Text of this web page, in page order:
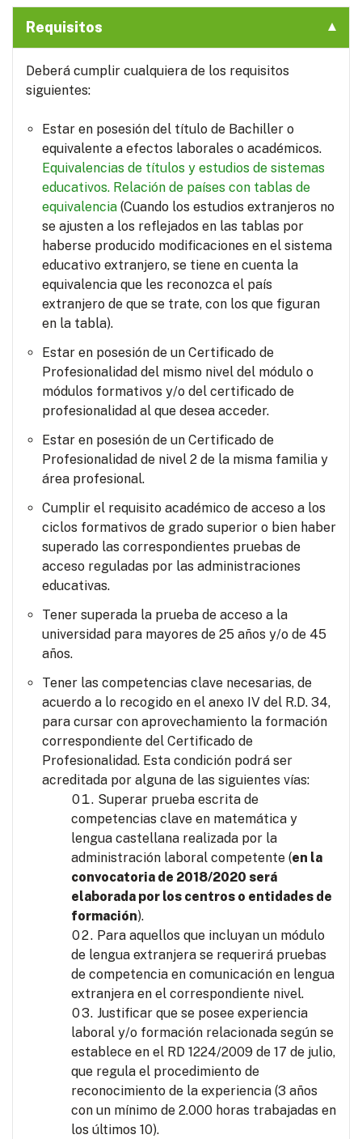
Requisitos
Deberá cumplir cualquiera de los requisitos
siguientes:
Estar en posesión del título de Bachiller o
equivalente a efectos laborales o académicos.
Equivalencias de títulos y estudios de sistemas
educativos. Relación de países con tablas de
equivalencia (Cuando los estudios extranjeros no
se ajusten a los reflejados en las tablas por
haberse producido modificaciones en el sistema
educativo extranjero, se tiene en cuenta la
equivalencia que les reconozca el país
extranjero de que se trate, con los que figuran
en la tabla).
Estar en posesión de un Certificado de
Profesionalidad del mismo nivel del módulo o
módulos formativos y/o del certificado de
profesionalidad al que desea acceder.
Estar en posesión de un Certificado de
Profesionalidad de nivel 2 de la misma familia y
área profesional.
Cumplir el requisito académico de acceso a los
ciclos formativos de grado superior o bien haber
superado las correspondientes pruebas de
acceso reguladas por las administraciones
educativas.
Tener superada la prueba de acceso a la
universidad para mayores de 25 años y/o de 45
años.
Tener las competencias clave necesarias, de
acuerdo a lo recogido en el anexo IV del R.D. 34,
para cursar con aprovechamiento la formación
correspondiente del Certificado de
Profesionalidad. Esta condición podrá ser
acreditada por alguna de las siguientes vías:
Superar prueba escrita de
competencias clave en matemática y
lengua castellana realizada por la
administración laboral competente (en la
convocatoria de 2018/2020 será
elaborada por los centros o entidades de
formación).
Para aquellos que incluyan un módulo
de lengua extranjera se requerirá pruebas
de competencia en comunicación en lengua
extranjera en el correspondiente nivel.
Justificar que se posee experiencia
laboral y/o formación relacionada según se
establece en el RD 1224/2009 de 17 de julio,
que regula el procedimiento de
reconocimiento de la experiencia (3 años
con un mínimo de 2.000 horas trabajadas en
los últimos 10).